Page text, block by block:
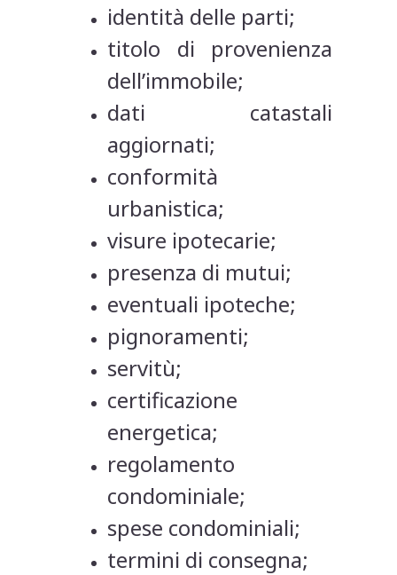
identità delle parti;
titolo di provenienza
dell’immobile;
dati catastali
aggiornati;
conformità
urbanistica;
visure ipotecarie;
presenza di mutui;
eventuali ipoteche;
pignoramenti;
servitù;
certificazione
energetica;
regolamento
condominiale;
spese condominiali;
termini di consegna;